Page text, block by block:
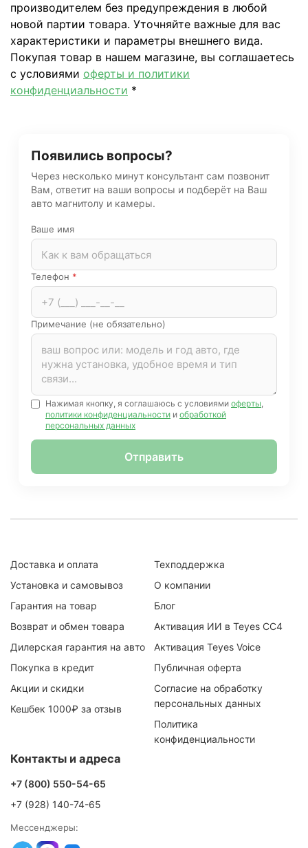
производителем без предупреждения в любой
новой партии товара. Уточняйте важные для вас
характеристики и параметры внешнего вида.
Покупая товар в нашем магазине, вы соглашаетесь
с условиями оферты и политики
конфиденциальности *
Появились вопросы?
Через несколько минут консультант сам позвонит
Вам, ответит на ваши вопросы и подберёт на Ваш
авто магнитолу и камеры.
Ваше имя
Телефон *
Примечание (не обязательно)
Нажимая кнопку, я соглашаюсь с условиями оферты,
политики конфиденциальности и обработкой
персональных данных
Отправить
Доставка и оплата
Установка и самовывоз
Гарантия на товар
Возврат и обмен товара
Дилерская гарантия на авто
Покупка в кредит
Акции и скидки
Кешбек 1000₽ за отзыв
Техподдержка
О компании
Блог
Активация ИИ в Teyes CC4
Активация Teyes Voice
Публичная оферта
Согласие на обработку
персональных данных
Политика
конфиденциальности
Контакты и адреса
+7 (800) 550-54-65
+7 (928) 140-74-65
Мессенджеры: